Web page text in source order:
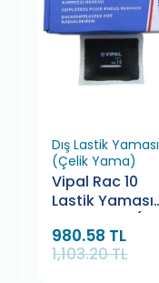
Dış Lastik Yaması
(Çelik Yama)
Vipal Rac 10
Lastik Yaması
75X55 mm (20
Adet)
980.58 TL
1,103.20 TL